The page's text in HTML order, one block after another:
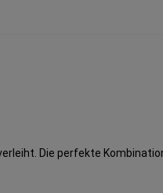
Die perfekte